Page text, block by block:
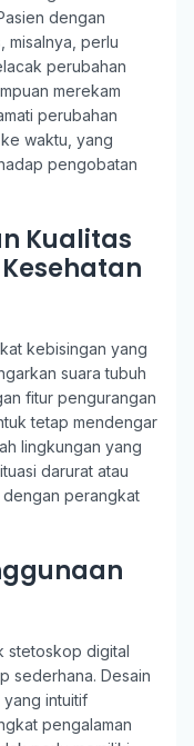
dengan
misalnya, perlu
perubahan
merekam
perubahan
waktu, yang
pengobatan
Kualitas
kebisingan yang
suara tubuh
fitur pengurangan
tetap mendengar
lingkungan yang
darurat atau
dengan perangkat
stetoskop digital
sederhana. Desain
intuitif
pengalaman